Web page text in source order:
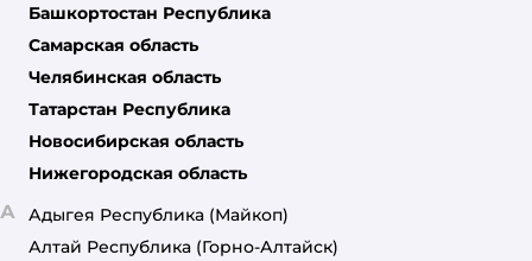
Башкортостан Республика
Самарская область
Челябинская область
Татарстан Республика
Новосибирская область
Нижегородская область
А Адыгея Республика (Майкоп)
Алтай Республика (Горно-Алтайск)